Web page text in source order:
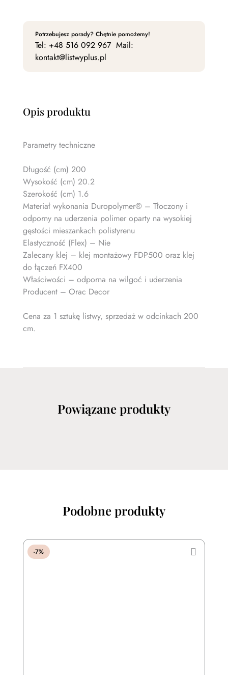
Potrzebujesz porady? Chętnie pomożemy!
Tel: +48 516 092 967 Mail:
kontakt@listwyplus.pl
Opis produktu
Parametry techniczne
Długość (cm) 200
Wysokość (cm) 20.2
Szerokość (cm) 1.6
Materiał wykonania Duropolymer® – Tłoczony i
odporny na uderzenia polimer oparty na wysokiej
gęstości mieszankach polistyrenu
Elastyczność (Flex) – Nie
Zalecany klej – klej montażowy FDP500 oraz klej
do łączeń FX400
Właściwości – odporna na wilgoć i uderzenia
Producent – Orac Decor
Cena za 1 sztukę listwy, sprzedaż w odcinkach 200
cm.
Powiązane produkty
Podobne produkty
-7%